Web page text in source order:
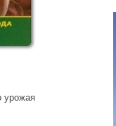
урожая